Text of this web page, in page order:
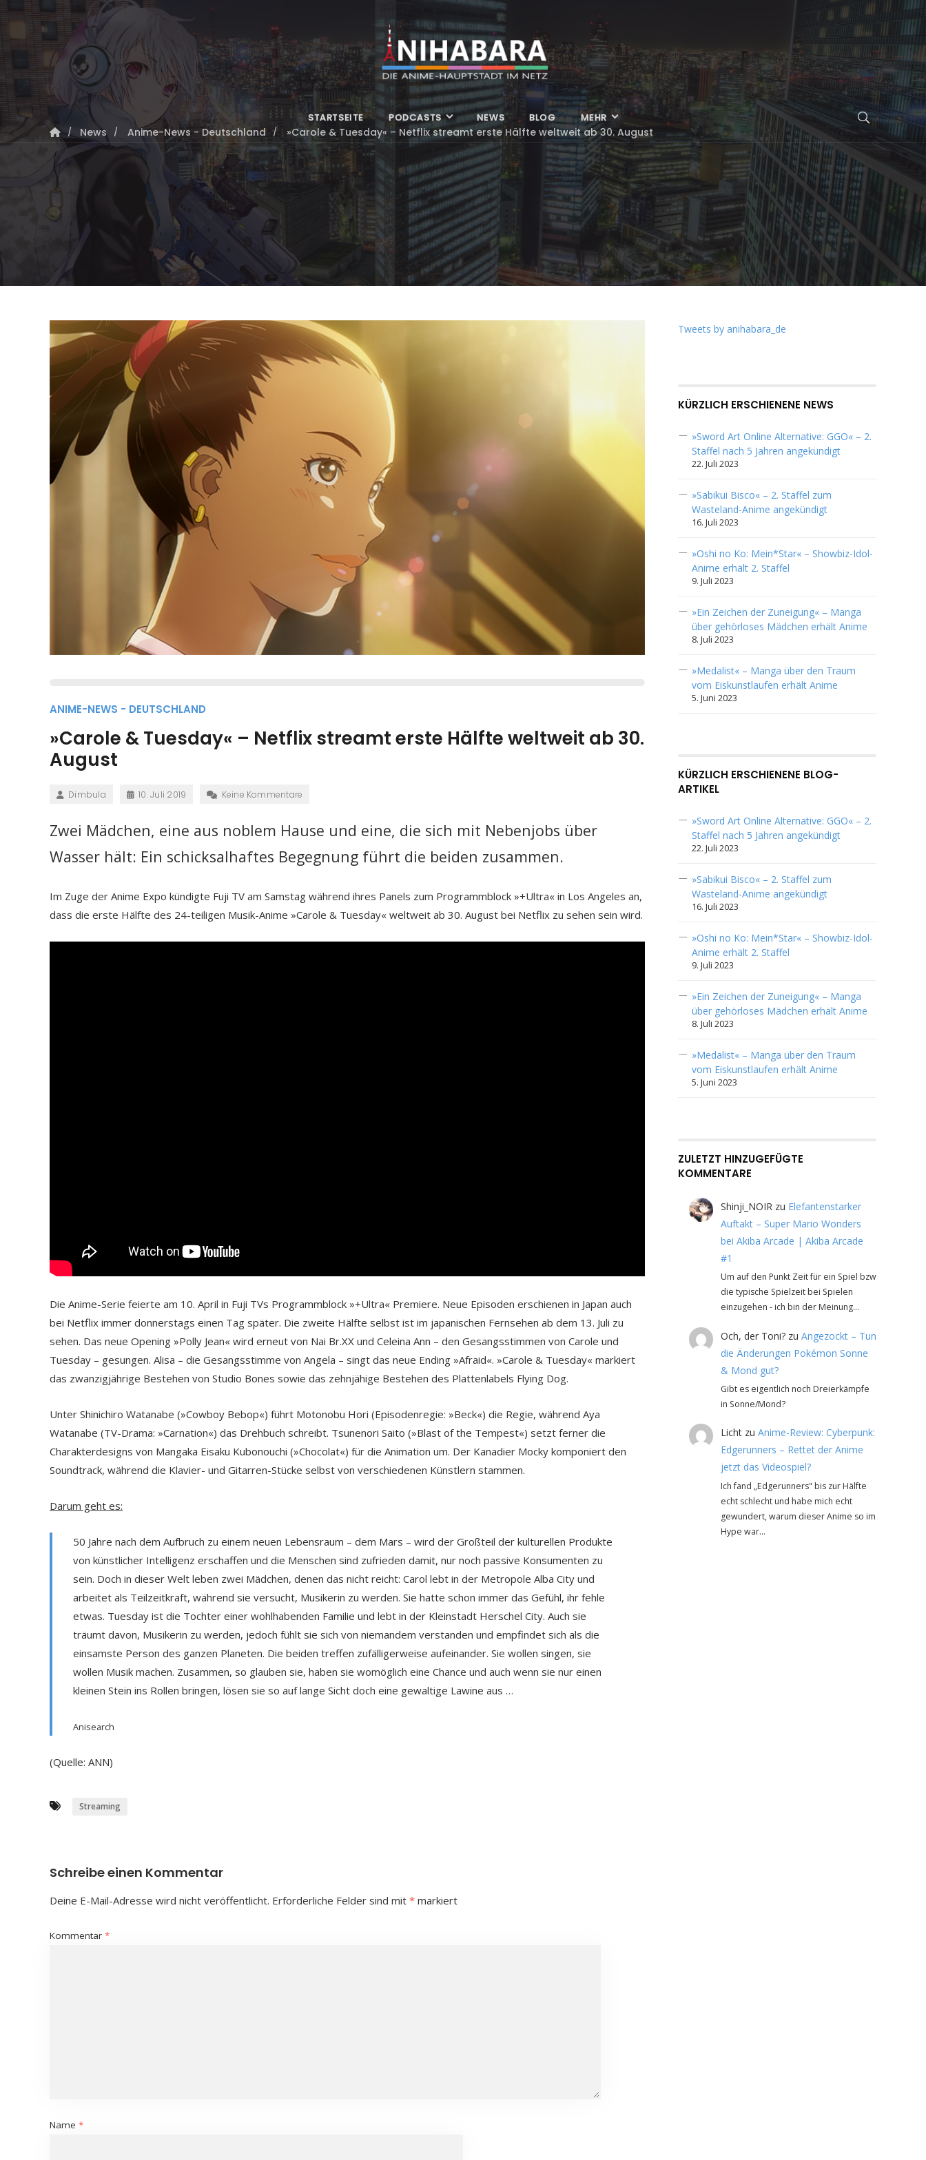
STARTSEITE PODCASTS NEWS BLOG MEHR
News Anime-News - Deutschland »Carole & Tuesday« – Netflix streamt erste Hälfte weltweit ab 30. August
ANIME-NEWS - DEUTSCHLAND
»Carole & Tuesday« – Netflix streamt erste Hälfte weltweit ab 30.
August
Dimbula 10. Juli 2019 Keine Kommentare
Zwei Mädchen, eine aus noblem Hause und eine, die sich mit Nebenjobs über
Wasser hält: Ein schicksalhaftes Begegnung führt die beiden zusammen.
Im Zuge der Anime Expo kündigte Fuji TV am Samstag während ihres Panels zum Programmblock »+Ultra« in Los Angeles an,
dass die erste Hälfte des 24-teiligen Musik-Anime »Carole & Tuesday« weltweit ab 30. August bei Netflix zu sehen sein wird.
Die Anime-Serie feierte am 10. April in Fuji TVs Programmblock »+Ultra« Premiere. Neue Episoden erschienen in Japan auch
bei Netflix immer donnerstags einen Tag später. Die zweite Hälfte selbst ist im japanischen Fernsehen ab dem 13. Juli zu
sehen. Das neue Opening »Polly Jean« wird erneut von Nai Br.XX und Celeina Ann – den Gesangsstimmen von Carole und
Tuesday – gesungen. Alisa – die Gesangsstimme von Angela – singt das neue Ending »Afraid«. »Carole & Tuesday« markiert
das zwanzigjährige Bestehen von Studio Bones sowie das zehnjähige Bestehen des Plattenlabels Flying Dog.
Unter Shinichiro Watanabe (»Cowboy Bebop«) führt Motonobu Hori (Episodenregie: »Beck«) die Regie, während Aya
Watanabe (TV-Drama: »Carnation«) das Drehbuch schreibt. Tsunenori Saito (»Blast of the Tempest«) setzt ferner die
Charakterdesigns von Mangaka Eisaku Kubonouchi (»Chocolat«) für die Animation um. Der Kanadier Mocky komponiert den
Soundtrack, während die Klavier- und Gitarren-Stücke selbst von verschiedenen Künstlern stammen.
Darum geht es:
50 Jahre nach dem Aufbruch zu einem neuen Lebensraum – dem Mars – wird der Großteil der kulturellen Produkte
von künstlicher Intelligenz erschaffen und die Menschen sind zufrieden damit, nur noch passive Konsumenten zu
sein. Doch in dieser Welt leben zwei Mädchen, denen das nicht reicht: Carol lebt in der Metropole Alba City und
arbeitet als Teilzeitkraft, während sie versucht, Musikerin zu werden. Sie hatte schon immer das Gefühl, ihr fehle
etwas. Tuesday ist die Tochter einer wohlhabenden Familie und lebt in der Kleinstadt Herschel City. Auch sie
träumt davon, Musikerin zu werden, jedoch fühlt sie sich von niemandem verstanden und empfindet sich als die
einsamste Person des ganzen Planeten. Die beiden treffen zufälligerweise aufeinander. Sie wollen singen, sie
wollen Musik machen. Zusammen, so glauben sie, haben sie womöglich eine Chance und auch wenn sie nur einen
kleinen Stein ins Rollen bringen, lösen sie so auf lange Sicht doch eine gewaltige Lawine aus …
Anisearch
(Quelle: ANN)
Streaming
Schreibe einen Kommentar
Deine E-Mail-Adresse wird nicht veröffentlicht. Erforderliche Felder sind mit * markiert
Kommentar *
Name *
Tweets by anihabara_de
KÜRZLICH ERSCHIENENE NEWS
»Sword Art Online Alternative: GGO« – 2.
Staffel nach 5 Jahren angekündigt
22. Juli 2023
»Sabikui Bisco« – 2. Staffel zum
Wasteland-Anime angekündigt
16. Juli 2023
»Oshi no Ko: Mein*Star« – Showbiz-Idol-
Anime erhält 2. Staffel
9. Juli 2023
»Ein Zeichen der Zuneigung« – Manga
über gehörloses Mädchen erhält Anime
8. Juli 2023
»Medalist« – Manga über den Traum
vom Eiskunstlaufen erhält Anime
5. Juni 2023
KÜRZLICH ERSCHIENENE BLOG-
ARTIKEL
»Sword Art Online Alternative: GGO« – 2.
Staffel nach 5 Jahren angekündigt
22. Juli 2023
»Sabikui Bisco« – 2. Staffel zum
Wasteland-Anime angekündigt
16. Juli 2023
»Oshi no Ko: Mein*Star« – Showbiz-Idol-
Anime erhält 2. Staffel
9. Juli 2023
»Ein Zeichen der Zuneigung« – Manga
über gehörloses Mädchen erhält Anime
8. Juli 2023
»Medalist« – Manga über den Traum
vom Eiskunstlaufen erhält Anime
5. Juni 2023
ZULETZT HINZUGEFÜGTE
KOMMENTARE
Shinji_NOIRzu Elefantenstarker
Auftakt – Super Mario Wonders
bei Akiba Arcade | Akiba Arcade
#1
Um auf den Punkt Zeit für ein Spiel bzw
die typische Spielzeit bei Spielen
einzugehen - ich bin der Meinung…
Och, der Toni?zu Angezockt – Tun
die Änderungen Pokémon Sonne
& Mond gut?
Gibt es eigentlich noch Dreierkämpfe
in Sonne/Mond?
Lichtzu Anime-Review: Cyberpunk:
Edgerunners – Rettet der Anime
jetzt das Videospiel?
Ich fand „Edgerunners" bis zur Hälfte
echt schlecht und habe mich echt
gewundert, warum dieser Anime so im
Hype war…